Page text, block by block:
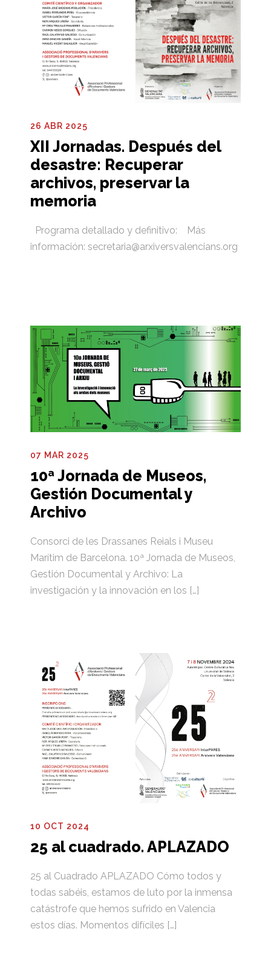
26 ABR 2025
XII Jornadas. Después del
desastre: Recuperar
archivos, preservar la
memoria
Programa detallado y definitivo: Más
información: secretaria@arxiversvalencians.org
07 MAR 2025
10ª Jornada de Museos,
Gestión Documental y
Archivo
Consorci de les Drassanes Reials i Museu
Marítim de Barcelona. 10ª Jornada de Museos,
Gestión Documental y Archivo: La
investigación y la innovación en los […]
10 OCT 2024
25 al cuadrado. APLAZADO
25 al Cuadrado APLAZADO Cómo todos y
todas sabéis, estamos de luto por la inmensa
catástrofe que hemos sufrido en Valencia
estos días. Momentos difíciles […]